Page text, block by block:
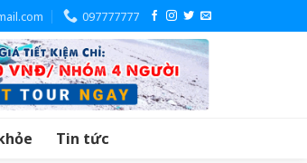
097777777
Tin tức